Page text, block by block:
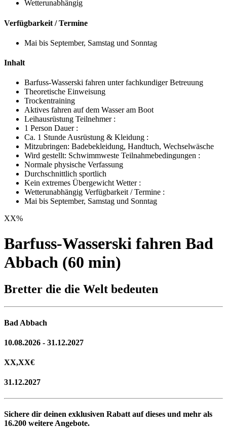
Wetterunabhängig
Verfügbarkeit / Termine
Mai bis September, Samstag und Sonntag
Inhalt
Barfuss-Wasserski fahren unter fachkundiger Betreuung
Theoretische Einweisung
Trockentraining
Aktives fahren auf dem Wasser am Boot
Leihausrüstung Teilnehmer :
1 Person Dauer :
Ca. 1 Stunde Ausrüstung & Kleidung :
Mitzubringen: Badebekleidung, Handtuch, Wechselwäsche
Wird gestellt: Schwimmweste Teilnahmebedingungen :
Normale physische Verfassung
Durchschnittlich sportlich
Kein extremes Übergewicht Wetter :
Wetterunabhängig Verfügbarkeit / Termine :
Mai bis September, Samstag und Sonntag
XX%
Barfuss-Wasserski fahren Bad
Abbach (60 min)
Bretter die die Welt bedeuten
Bad Abbach
10.08.2026 - 31.12.2027
XX,XX€
31.12.2027
Sichere dir deinen exklusiven Rabatt auf dieses und mehr als
16.200 weitere Angebote.